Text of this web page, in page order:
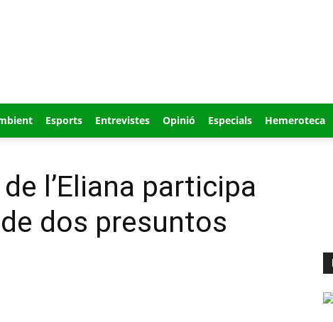
Esports Entrevistes Opinió Especials Hemeroteca
l’Eliana participa
dos presuntos